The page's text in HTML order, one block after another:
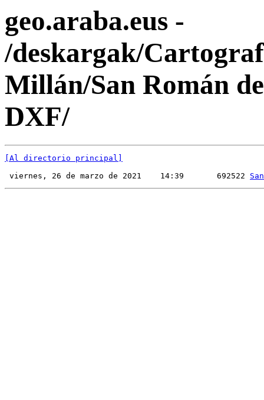
geo.araba.eus -
/deskargak/
Millán/San Román
DXF/
[Al directorio principal]
viernes, 26 de marzo de 2021    14:39       692522